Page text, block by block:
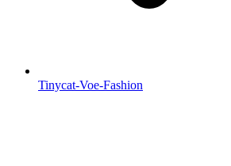
Tinycat-Voe-Fashion